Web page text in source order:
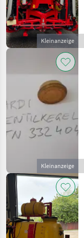
Kleinanzeige
Kleinanzeige